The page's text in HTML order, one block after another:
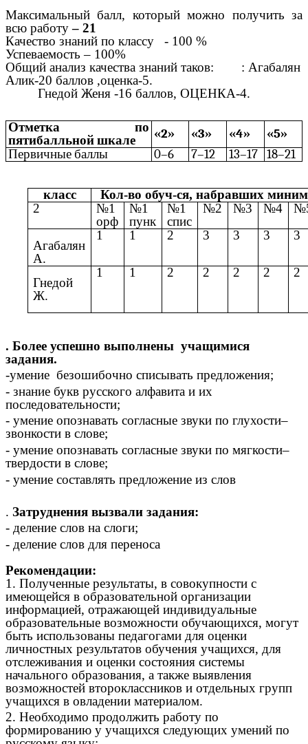
Максимальный балл, который можно получить за
всю работу– 21
Качество знаний по классу - 100 %
Успеваемость – 100%
Общий анализ качества знаний таков: : Агабалян
Алик-20 баллов ,оценка-5.
Гнедой Женя -16 баллов, ОЦЕНКА-4.
Отметка по
пятибалльной шкале
«2» «3» «4»
«5»
Первичные баллы
0–6 7–12 13–17 18–21
класс
Кол-во обуч-ся, набравших
2
№1
орф
№1
пунк
№1
спис
№2 №3 №4
Агабалян
А.
1 1 2 3 3 3 3
Гнедой
Ж.
1 1 2 2 2 2 2
. Более успешно выполнены учащимися
задания.
-умение безошибочно списывать предложения;
- знание букв русского алфавита и их
последовательности;
- умение опознавать согласные звуки по глухости–
звонкости в слове;
- умение опознавать согласные звуки по мягкости–
твердости в слове;
- умение составлять предложение из слов
. Затруднения вызвали задания:
- деление слов на слоги;
- деление слов для переноса
Рекомендации:
1. Полученные результаты, в совокупности с
имеющейся в образовательной организации
информацией, отражающей индивидуальные
образовательные возможности обучающихся, могут
быть использованы педагогами для оценки
личностных результатов обучения учащихся, для
отслеживания и оценки состояния системы
начального образования, а также выявления
возможностей второклассников и отдельных групп
учащихся в овладении материалом.
2. Необходимо продолжить работу по
формированию у учащихся следующих умений по